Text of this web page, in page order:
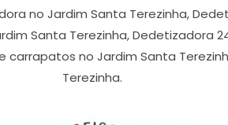
no Jardim Santa Terezinha,
Santa Terezinha, Dedetizadora
no Jardim Santa
Terezinha.